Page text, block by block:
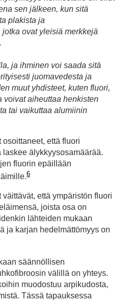
sen jälkeen, kun sitä
plakista ja
ovat yleisiä merkkejä
ja ihminen voi saada sitä
juomavedesta ja
muut yhdisteet, kuten fluori,
voivat aiheuttaa henkisten
tai vaikuttaa alumiinin
osoittaneet, että fluori
älykkyysosamäärää.
fluorin epäillään
6
että ympäristön fluori
joista osa on
lähteiden mukaan
ja karjan hedelmättömyys on
säännöllisen
välillä on yhteys.
muodostuu arpikudosta,
Tässä tapauksessa